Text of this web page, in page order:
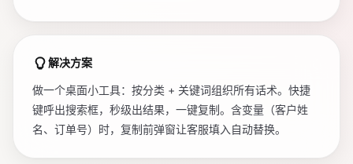
解决方案
做一个桌面小工具：按分类 + 关键词组织所有话术。快捷
键呼出搜索框，秒级出结果，一键复制。含变量（客户姓
名、订单号）时，复制前弹窗让客服填入自动替换。